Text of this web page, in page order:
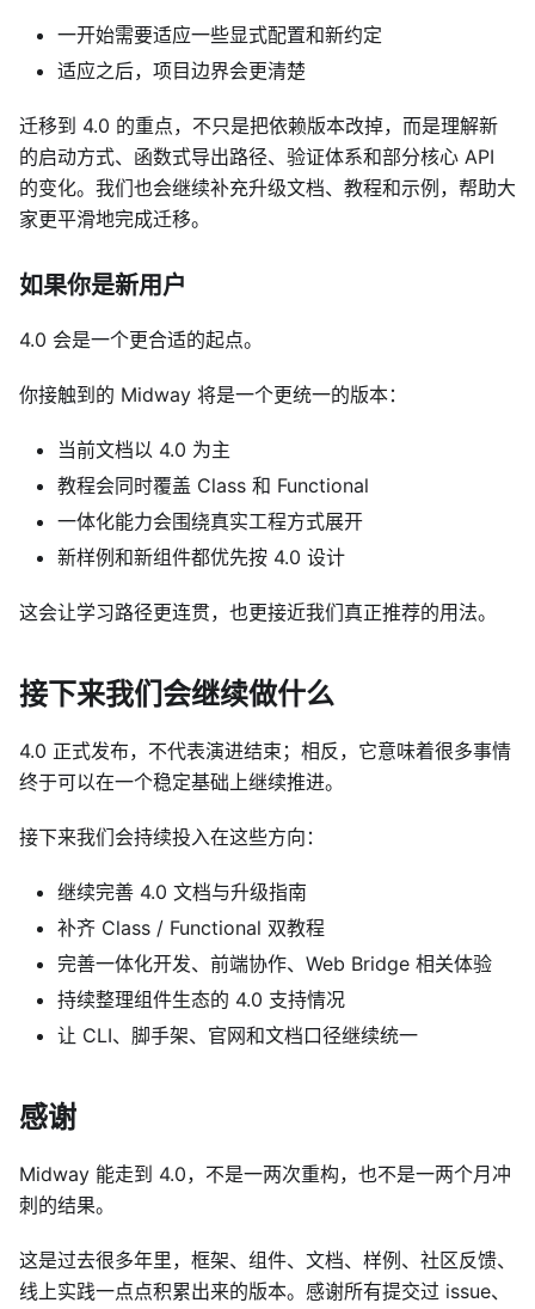
一开始需要适应一些显式配置和新约定
适应之后，项目边界会更清楚
迁移到 4.0 的重点，不只是把依赖版本改掉，而是理解新
的启动方式、函数式导出路径、验证体系和部分核心 API
的变化。我们也会继续补充升级文档、教程和示例，帮助大
家更平滑地完成迁移。
如果你是新用户
4.0 会是一个更合适的起点。
你接触到的 Midway 将是一个更统一的版本：
当前文档以 4.0 为主
教程会同时覆盖 Class 和 Functional
一体化能力会围绕真实工程方式展开
新样例和新组件都优先按 4.0 设计
这会让学习路径更连贯，也更接近我们真正推荐的用法。
接下来我们会继续做什么
4.0 正式发布，不代表演进结束；相反，它意味着很多事情
终于可以在一个稳定基础上继续推进。
接下来我们会持续投入在这些方向：
继续完善 4.0 文档与升级指南
补齐 Class / Functional 双教程
完善一体化开发、前端协作、Web Bridge 相关体验
持续整理组件生态的 4.0 支持情况
让 CLI、脚手架、官网和文档口径继续统一
感谢
Midway 能走到 4.0，不是一两次重构，也不是一两个月冲
刺的结果。
这是过去很多年里，框架、组件、文档、样例、社区反馈、
线上实践一点点积累出来的版本。感谢所有提交过 issue、